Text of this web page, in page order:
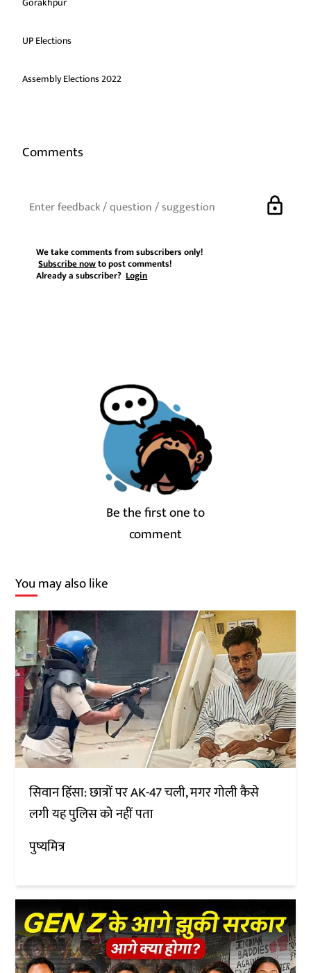
UP Elections
Assembly Elections 2022
Comments
lock
We take comments from subscribers only!
Subscribe nowto post comments!
Already a subscriber?Login
Be the first one to
comment
You may also like
सिवान हिंसा: छात्रों पर AK-47 चली, मगर गोली कैसे
लगी यह पुलिस को नहीं पता
पुष्यमित्र